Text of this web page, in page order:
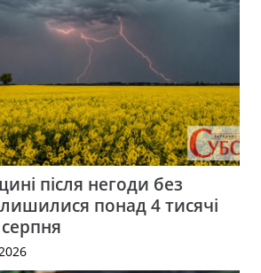
після негоди без
понад 4 тисячі